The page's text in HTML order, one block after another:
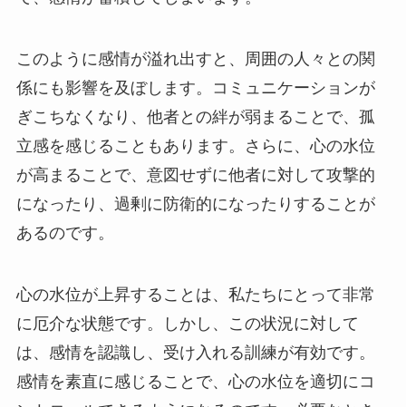
このように感情が溢れ出すと、周囲の人々との関
係にも影響を及ぼします。コミュニケーションが
ぎこちなくなり、他者との絆が弱まることで、孤
立感を感じることもあります。さらに、心の水位
が高まることで、意図せずに他者に対して攻撃的
になったり、過剰に防衛的になったりすることが
あるのです。
心の水位が上昇することは、私たちにとって非常
に厄介な状態です。しかし、この状況に対して
は、感情を認識し、受け入れる訓練が有効です。
感情を素直に感じることで、心の水位を適切にコ